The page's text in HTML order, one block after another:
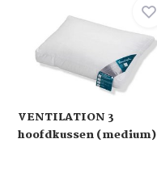
VENTILATION 3
hoofdkussen (medium)